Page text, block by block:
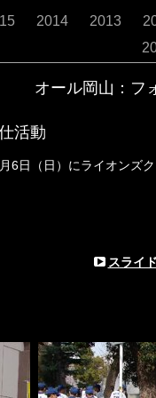
2014 2013
オール岡山：フ
6日（日）にライオンズ
スライ
活動